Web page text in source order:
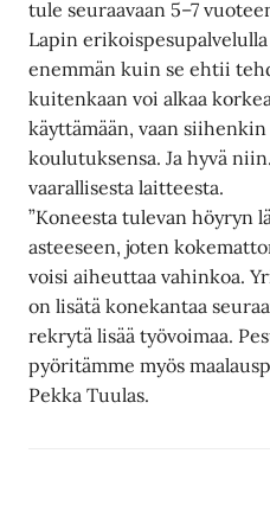
tule seuraavaan 5–7
Lapin
enemmän kuin se ehtii
kuitenkaan voi alkaa
käyttämään, vaan siihenkin
koulutuksensa. Ja hyvä
vaarallisesta laitteesta.
”Koneesta tulevan höyryn
asteeseen, joten
voisi aiheuttaa vahinkoa.
on lisätä konekantaa
rekrytä lisää työvoimaa.
pyöritämme myös
Pekka Tuulas.